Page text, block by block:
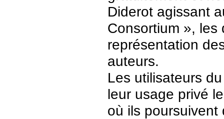
Diderot agissant
Consortium », les
représentation
auteurs.
Les utilisateurs
leur usage privé
où ils